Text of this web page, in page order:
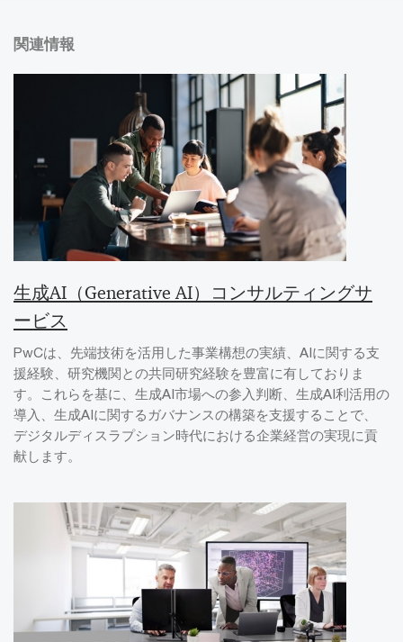
関連情報
生成AI（Generative AI）コンサルティングサ
ービス
PwCは、先端技術を活用した事業構想の実績、AIに関する支
援経験、研究機関との共同研究経験を豊富に有しておりま
す。これらを基に、生成AI市場への参入判断、生成AI利活用の
導入、生成AIに関するガバナンスの構築を支援することで、
デジタルディスラプション時代における企業経営の実現に貢
献します。